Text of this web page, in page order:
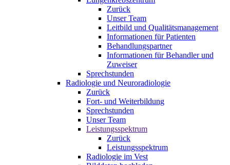
Zurück
Unser Team
Leitbild und Qualitätsmanagement
Informationen für Patienten
Behandlungspartner
Informationen für Behandler und
Zuweiser
Sprechstunden
Radiologie und Neuroradiologie
Zurück
Fort- und Weiterbildung
Sprechstunden
Unser Team
Leistungsspektrum
Zurück
Leistungsspektrum
Radiologie im Vest